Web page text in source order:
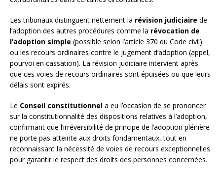
Les tribunaux distinguent nettement la révision judiciaire de
l’adoption des autres procédures comme la révocation de
l’adoption simple (possible selon l’article 370 du Code civil)
ou les recours ordinaires contre le jugement d’adoption (appel,
pourvoi en cassation). La révision judiciaire intervient après
que ces voies de recours ordinaires sont épuisées ou que leurs
délais sont expirés.
Le Conseil constitutionnel a eu l’occasion de se prononcer
sur la constitutionnalité des dispositions relatives à l’adoption,
confirmant que l’irréversibilité de principe de l’adoption plénière
ne porte pas atteinte aux droits fondamentaux, tout en
reconnaissant la nécessité de voies de recours exceptionnelles
pour garantir le respect des droits des personnes concernées.